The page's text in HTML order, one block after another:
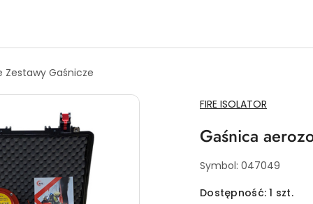
Zestawy Gaśnicze
NAZWA
PRODUCENTA:
FIRE ISOLATOR
Gaśnica
Symbol: 047049
Dostępność:1 szt.